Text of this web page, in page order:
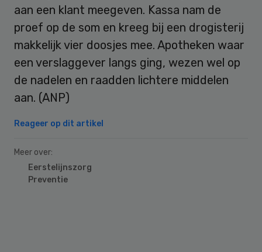
aan een klant meegeven. Kassa nam de
proef op de som en kreeg bij een drogisterij
makkelijk vier doosjes mee. Apotheken waar
een verslaggever langs ging, wezen wel op
de nadelen en raadden lichtere middelen
aan. (ANP)
Reageer op dit artikel
Meer over:
Eerstelijnszorg
Preventie